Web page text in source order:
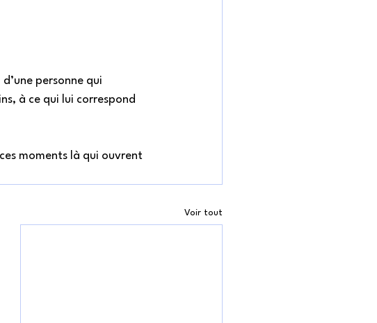
personne qui
à ce qui lui correspond
moments là qui ouvrent
Voir tout